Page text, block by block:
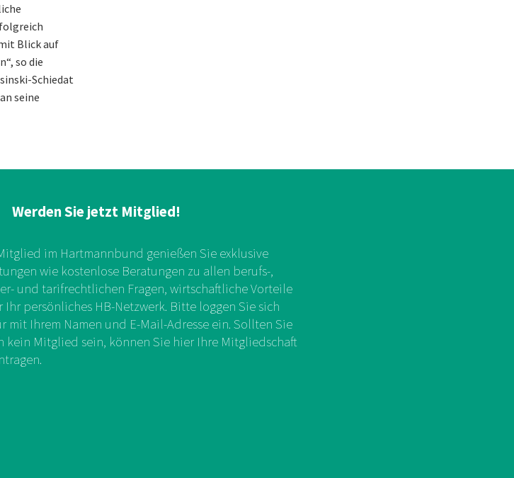
Blick auf
so die
Schiedat
seine
Werden Sie jetzt Mitglied!
im Hartmannbund genießen Sie exklusive
wie kostenlose Beratungen zu allen berufs-,
und tarifrechtlichen Fragen, wirtschaftliche Vorteile
Ihr persönliches HB-Netzwerk. Bitte loggen Sie sich
mit Ihrem Namen und E-Mail-Adresse ein. Sollten Sie
kein Mitglied sein, können Sie hier Ihre Mitgliedschaft